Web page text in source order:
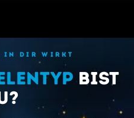
IN DIR WIRKT
bist